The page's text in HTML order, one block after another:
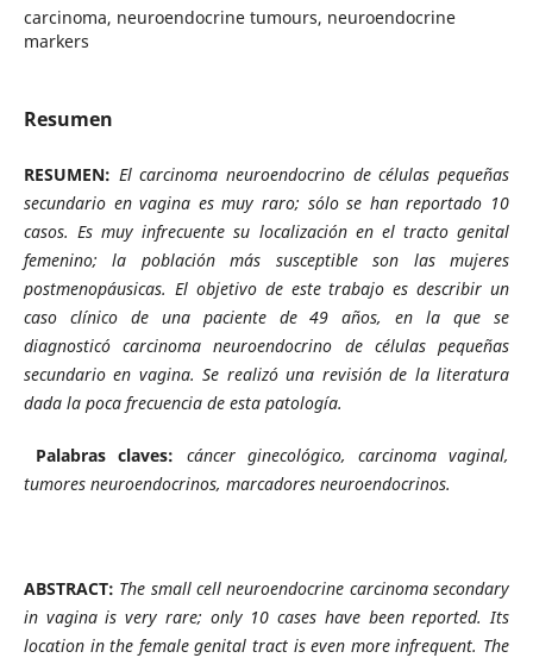
carcinoma, neuroendocrine tumours, neuroendocrine
markers
Resumen
RESUMEN: El carcinoma neuroendocrino de células pequeñas
secundario en vagina es muy raro; sólo se han reportado 10
casos. Es muy infrecuente su localización en el tracto genital
femenino; la población más susceptible son las mujeres
postmenopáusicas. El objetivo de este trabajo es describir un
caso clínico de una paciente de 49 años, en la que se
diagnosticó carcinoma neuroendocrino de células pequeñas
secundario en vagina. Se realizó una revisión de la literatura
dada la poca frecuencia de esta patología.
Palabras claves:
cáncer ginecológico, carcinoma vaginal,
tumores neuroendocrinos, marcadores neuroendocrinos.
ABSTRACT: The small cell neuroendocrine carcinoma secondary
in vagina is very rare; only 10 cases have been reported. Its
location in the female genital tract is even more infrequent. The